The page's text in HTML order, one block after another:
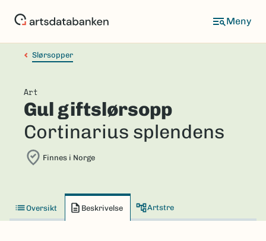
Slørsopper
Art
Gul giftslørsopp
Cortinarius splendens
Finnes i Norge
Oversikt Beskrivelse Artstre